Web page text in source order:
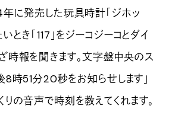
に発売した玩具時計「ジホッ
とき「117」をジーコジーコとダイ
時報を聞きます。文字盤中央のス
8時51分20秒をお知らせします」
りの音声で時刻を教えてくれます。